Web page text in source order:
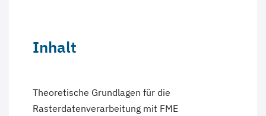
Inhalt
Theoretische Grundlagen für die
Rasterdatenverarbeitung mit FME